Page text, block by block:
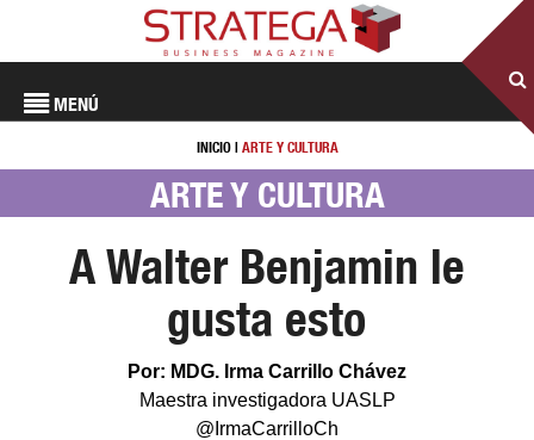
MENÚ
INICIO| ARTE Y CULTURA
ARTE Y CULTURA
A Walter Benjamin le
gusta esto
Por: MDG. Irma Carrillo Chávez
Maestra investigadora UASLP
@IrmaCarrilloCh